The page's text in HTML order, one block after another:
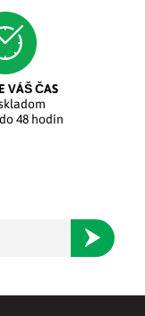
VÁŠ ČAS
48 hodín
Odoberať